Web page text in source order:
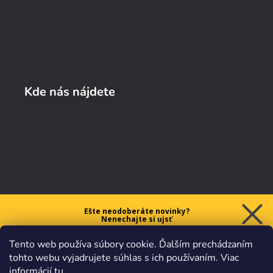
Tento web používa súbory cookie. Ďalším prechádzaním
tohto webu vyjadrujete súhlas s ich používaním. Viac
Kde nás nájdete
Ešte neodoberáte novinky?
Nenechajte si ujsť
na prvý nákup nad 40 €.